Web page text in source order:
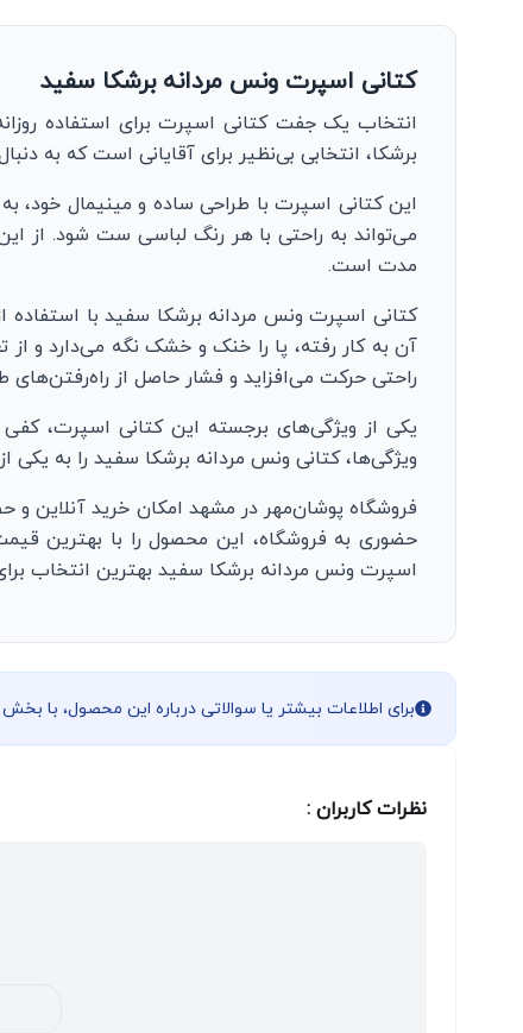
کتانی اسپرت ونس مردانه برشکا سفید
انتخاب یک جفت کتانی اسپرت برای استفاده
برشکا، انتخابی بی‌نظیر برای آقایانی است که به
این کتانی اسپرت با طراحی ساده و مینیمال
می‌تواند به راحتی با هر رنگ لباسی ست شود. از
مدت است.
کتانی اسپرت ونس مردانه برشکا سفید با
آن به کار رفته، پا را خنک و خشک نگه می‌دارد و
راحتی حرکت می‌افزاید و فشار حاصل از
یکی از ویژگی‌های برجسته این کتانی اسپرت،
ویژگی‌ها، کتانی ونس مردانه برشکا سفید را به
فروشگاه پوشان‌مهر در مشهد امکان خرید آنلاین و
حضوری به فروشگاه، این محصول را با بهترین
اسپرت ونس مردانه برشکا سفید بهترین انتخاب
برای اطلاعات بیشتر یا سوالاتی درباره این محصول، با
نظرات کاربران :